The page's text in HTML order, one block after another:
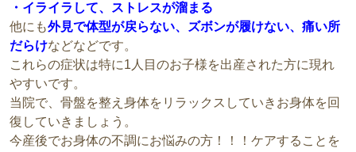
・イライラして、ストレスが溜まる
他にも外見で体型が戻らない、ズボンが履けない、痛い所
だらけなどなどです。
これらの症状は特に1人目のお子様を出産された方に現れ
やすいです。
当院で、骨盤を整え身体をリラックスしていきお身体を回
復していきましょう。
今産後でお身体の不調にお悩みの方！！！ケアすることを